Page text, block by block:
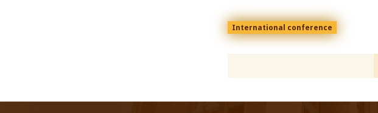
Menu
top
En
International conference